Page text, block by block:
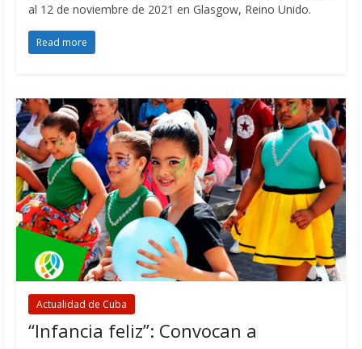
al 12 de noviembre de 2021 en Glasgow, Reino Unido.
Read more
Actualidad de Cuba
“Infancia feliz”: Convocan a